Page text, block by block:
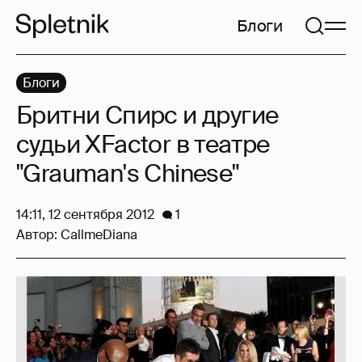
Блоги
Блоги
Бритни Спирс и другие
судьи XFactor в театре
"Grauman's Chinese"
14:11, 12 сентября 2012
1
Автор: CallmeDiana